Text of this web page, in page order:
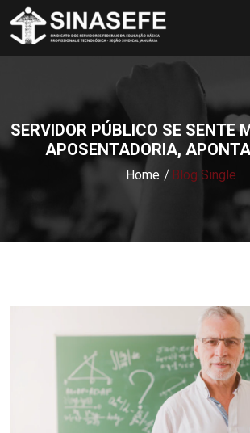
SERVIDOR PÚBLICO SE SENTE
APOSENTADORIA,
Home Blog Single